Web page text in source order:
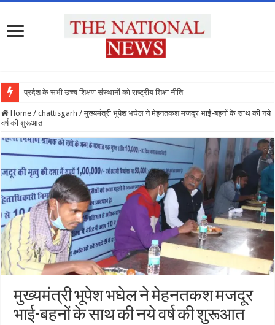
प्रदेश के सभी उच्च शिक्षण संस्थानों को राष्ट्रीय शिक्षा नीति के अनुरूप मॉडि
Home / chattisgarh / मुख्यमंत्री भूपेश भघेल ने मेहनतकश मजदूर भाई-बहनों के साथ की नये
वर्ष की शुरूआत
मुख्यमंत्री भूपेश भघेल ने मेहनतकश मजदूर
भाई-बहनों के साथ की नये वर्ष की शुरूआत